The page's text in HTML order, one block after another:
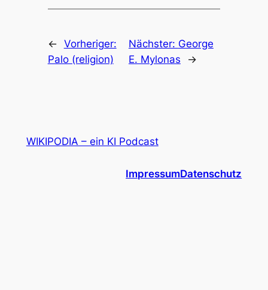
← Vorheriger:
Palo (religion)
Nächster: George
E. Mylonas
→
WIKIPODIA – ein KI Podcast
ImpressumDatenschutz